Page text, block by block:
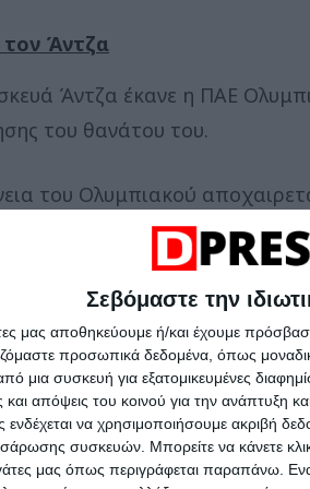
Σεβόμαστε την
μας αποθηκεύουμε ή/και έχουμε
προσωπικά δεδομένα, όπως
μια συσκευή για εξατομικευμένες
απόψεις του κοινού για την ανάπτυξη
ενδέχεται να χρησιμοποιήσουμε ακριβή
συσκευών. Μπορείτε να κάνετε
μας όπως περιγράφεται παραπάνω.
Άντζα
Άντζα έκανε η ΠΑΕ
του θανάτου του.
του Ολυμπιακού
και έπειτα
και στους οικείους του».
στοGoogle Newsκαι
πλευρά της Θεσσαλονίκης.